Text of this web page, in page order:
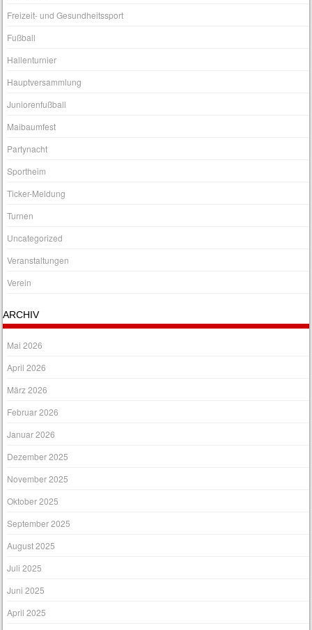
Freizeit- und Gesundheitssport
Fußball
Hallenturnier
Hauptversammlung
Juniorenfußball
Maibaumfest
Partynacht
Sportheim
Ticker-Meldung
Turnen
Uncategorized
Veranstaltungen
Verein
ARCHIV
Mai 2026
April 2026
März 2026
Februar 2026
Januar 2026
Dezember 2025
November 2025
Oktober 2025
September 2025
August 2025
Juli 2025
Juni 2025
April 2025